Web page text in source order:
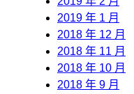
2019 年 1 月
2018 年 12 月
2018 年 11 月
2018 年 10 月
2018 年 9 月